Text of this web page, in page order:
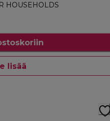
HOUSEHOLDS
lisää